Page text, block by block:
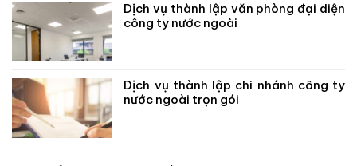
Dịch vụ thành lập văn phòng đại diện
công ty nước ngoài
Dịch vụ thành lập chi nhánh công ty
nước ngoài trọn gói